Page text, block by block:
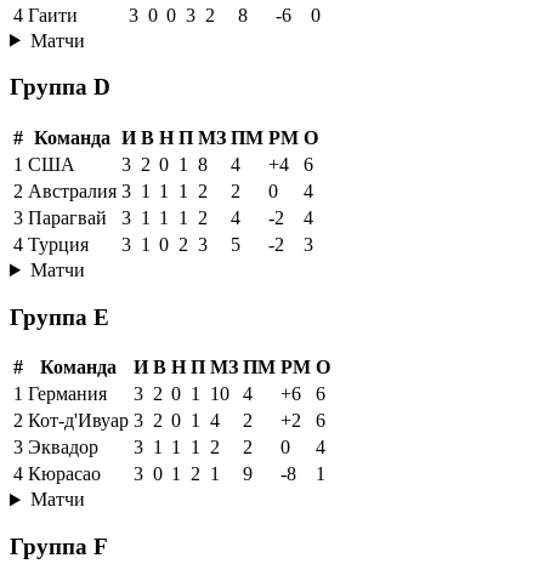
4 Гаити 3 0 0 3 2 8 -6
0
Матчи
Группа D
# Команда И В Н П МЗ ПМ РМ О
1 США 3 2 0 1 8 4 +4
6
2 Австралия 3 1 1 1 2 2 0
4
3 Парагвай 3 1 1 1 2 4 -2
4
4 Турция 3 1 0 2 3 5 -2
3
Матчи
Группа E
# Команда И В Н П МЗ ПМ РМ О
1 Германия 3 2 0 1 10 4 +6
6
2 Кот-д'Ивуар 3 2 0 1 4 2 +2
6
3 Эквадор 3 1 1 1 2 2 0
4
4 Кюрасао 3 0 1 2 1 9 -8
1
Матчи
Группа F